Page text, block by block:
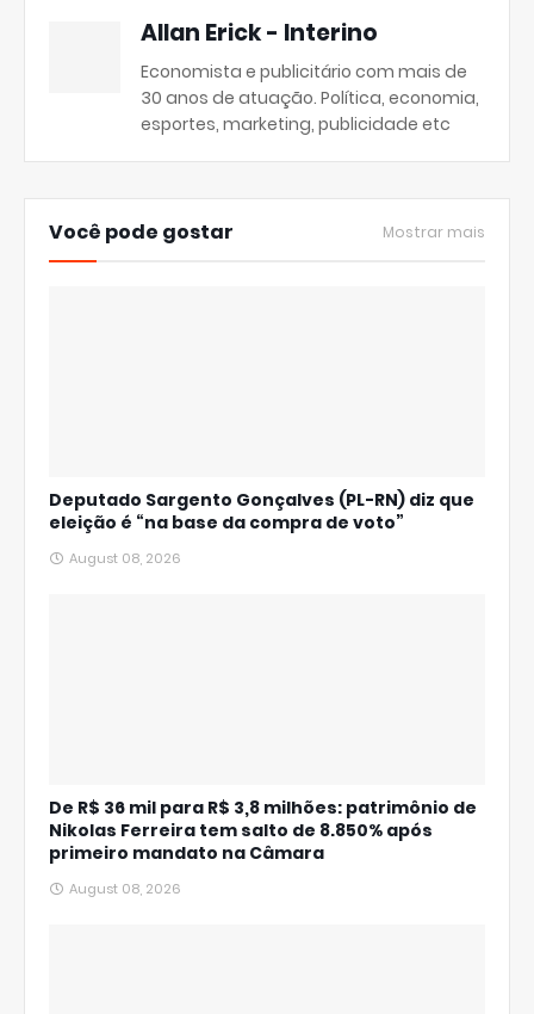
Allan Erick - Interino
Economista e publicitário com mais de
30 anos de atuação. Política, economia,
esportes, marketing, publicidade etc
Você pode gostar Mostrar mais
Deputado Sargento Gonçalves (PL-RN) diz que
eleição é “na base da compra de voto”
August 08, 2026
De R$ 36 mil para R$ 3,8 milhões: patrimônio de
Nikolas Ferreira tem salto de 8.850% após
primeiro mandato na Câmara
August 08, 2026